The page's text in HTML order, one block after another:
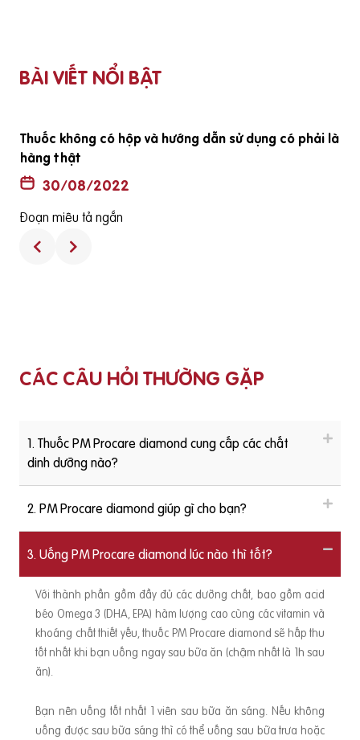
BÀI VIẾT NỔI BẬT
Thuốc không có hộp và hướng dẫn sử dụng có phải là
hàng thật
30/08/2022
Đoạn miêu tả ngắn
CÁC CÂU HỎI THƯỜNG GẶP
1. Thuốc PM Procare diamond cung cấp các chất
dinh dưỡng nào?
2. PM Procare diamond giúp gì cho bạn?
3. Uống PM Procare diamond lúc nào thì tốt?
Với thành phần gồm đầy đủ các dưỡng chất, bao gồm acid
béo Omega 3 (DHA, EPA) hàm lượng cao cùng các vitamin và
khoáng chất thiết yếu, thuốc PM Procare diamond sẽ hấp thu
tốt nhất khi bạn uống ngay sau bữa ăn (chậm nhất là 1h sau
ăn).
Bạn nên uống tốt nhất 1 viên sau bữa ăn sáng. Nếu không
uống được sau bữa sáng thì có thể uống sau bữa trưa hoặc